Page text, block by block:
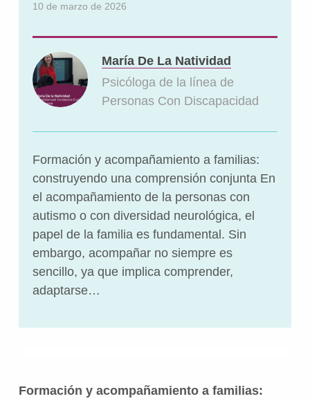
10 de marzo de 2026
María De La Natividad
Psicóloga de la línea de
Personas Con Discapacidad
Formación y acompañamiento a familias:
construyendo una comprensión conjunta En
el acompañamiento de la personas con
autismo o con diversidad neurológica, el
papel de la familia es fundamental. Sin
embargo, acompañar no siempre es
sencillo, ya que implica comprender,
adaptarse…
Formación y acompañamiento a familias: